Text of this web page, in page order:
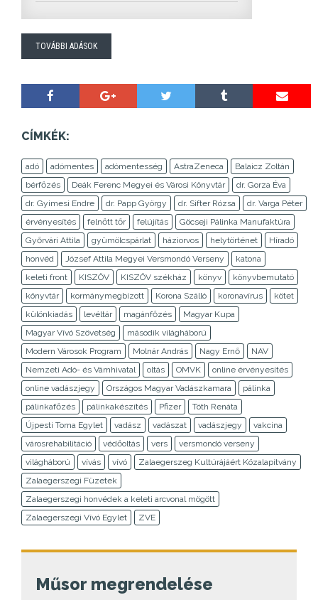
TOVÁBBI ADÁSOK
CÍMKÉK:
adó adómentes adómentesség AstraZeneca
Balaicz Zoltán
bérfőzés
Deák Ferenc Megyei és Városi Könyvtár
dr. Gorza Éva
dr. Gyimesi Endre
dr. Papp György dr. Sifter Rózsa
dr. Varga Péter
érvényesítés
felnőtt tőr felújítás
Göcseji Pálinka Manufaktúra
Győrvári Attila
gyümölcspárlat háziorvos helytörténet
Híradó
honvéd
József Attila Megyei Versmondó Verseny
katona
keleti front
KISZÖV KISZÖV székház könyv
könyvbemutató
könyvtár
kormánymegbízott Korona Szálló koronavírus
kötet
különkiadás
levéltár magánfőzés
Magyar Kupa
Magyar Vívó Szövetség
második világháború
Modern Városok Program
Molnár András Nagy Ernő
NAV
Nemzeti Adó- és Vámhivatal
oltás OMVK
online érvényesítés
online vadászjegy
Országos Magyar Vadászkamara
pálinka
pálinkafőzés
pálinkakészítés Pfizer
Tóth Renáta
Újpesti Torna Egylet
vadász vadászat vadászjegy
vakcina
városrehabilitáció
védőoltás vers
versmondó verseny
világháború
vívás vívó
Zalaegerszeg Kultúrájáért Közalapítvány
Zalaegerszegi Füzetek
Zalaegerszegi honvédek a keleti arcvonal mögött
Zalaegerszegi Vívó Egylet
ZVE
Műsor megrendelése